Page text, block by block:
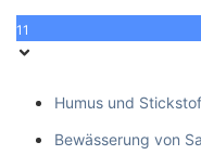
11
Humus und
Bewässerung von